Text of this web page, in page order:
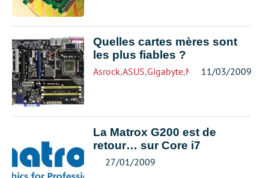
Quelles cartes mères sont
les plus fiables ?
Asrock,ASUS,Gigabyte,MSI 11/03/2009
La Matrox G200 est de
retour… sur Core i7
27/01/2009